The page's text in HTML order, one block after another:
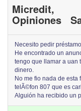
Micredit,
Opiniones
Necesito pedir
He encontrado un
tengo que llamar a uan
dinero.
No me fio nada de esta
telÃ©fon 807 que es
Alguión ha recibido un